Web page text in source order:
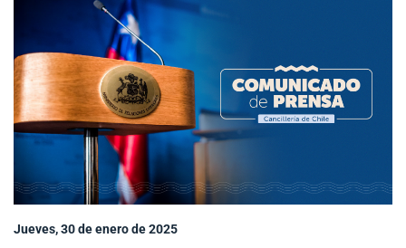
Embajadas y consulados
Servicios ciudadanos
Subsecretaría de Relaciones Económicas
Internacionales
Sala de prensa
Jueves, 30 de enero de 2025